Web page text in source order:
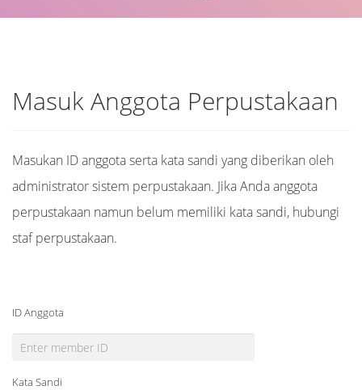
Masuk Anggota Perpustakaan
Masukan ID anggota serta kata sandi yang diberikan oleh
administrator sistem perpustakaan. Jika Anda anggota
perpustakaan namun belum memiliki kata sandi, hubungi
staf perpustakaan.
ID Anggota
Kata Sandi